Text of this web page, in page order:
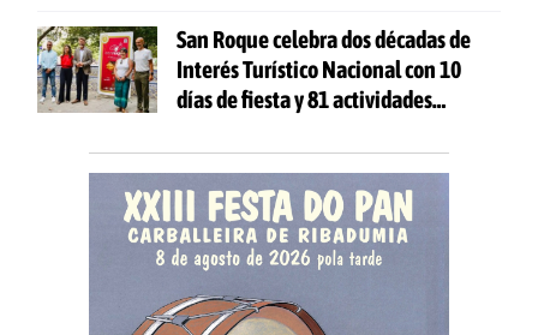
San Roque celebra dos décadas de
Interés Turístico Nacional con 10
días de fiesta y 81 actividades